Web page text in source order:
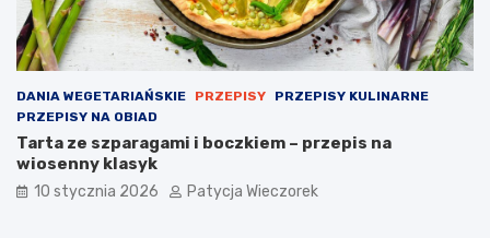
DANIA WEGETARIAŃSKIE PRZEPISY
PRZEPISY KULINARNE
PRZEPISY NA OBIAD
Tarta ze szparagami i boczkiem – przepis na
wiosenny klasyk
10 stycznia 2026 Patycja Wieczorek